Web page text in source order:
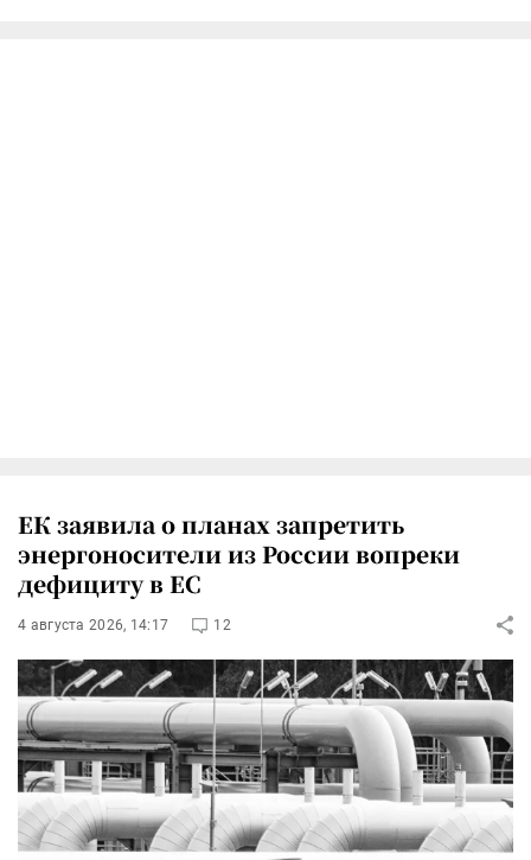
ЕК заявила о планах запретить
энергоносители из России вопреки
дефициту в ЕС
4 августа 2026, 14:17 12